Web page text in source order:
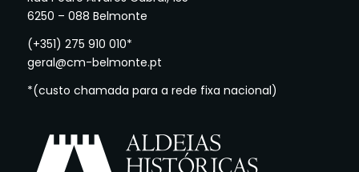
6250 – 088 Belmonte
(+351) 275 910 010*
geral@cm-belmonte.pt
*(custo chamada para a rede fixa nacional)